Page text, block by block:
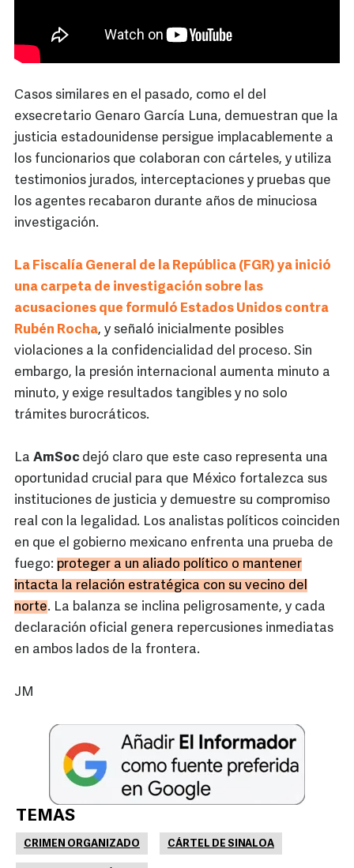
Casos similares en el pasado, como el del
exsecretario Genaro García Luna, demuestran que la
justicia estadounidense persigue implacablemente a
los funcionarios que colaboran con cárteles, y utiliza
testimonios jurados, interceptaciones y pruebas que
los agentes recabaron durante años de minuciosa
investigación.
La Fiscalía General de la República (FGR) ya inició
una carpeta de investigación sobre las
acusaciones que formuló Estados Unidos contra
Rubén Rocha, y señaló inicialmente posibles
violaciones a la confidencialidad del proceso. Sin
embargo, la presión internacional aumenta minuto a
minuto, y exige resultados tangibles y no solo
trámites burocráticos.
La AmSoc dejó claro que este caso representa una
oportunidad crucial para que México fortalezca sus
instituciones de justicia y demuestre su compromiso
real con la legalidad. Los analistas políticos coinciden
en que el gobierno mexicano enfrenta una prueba de
fuego: proteger a un aliado político o mantener
intacta la relación estratégica con su vecino del
norte. La balanza se inclina peligrosamente, y cada
declaración oficial genera repercusiones inmediatas
en ambos lados de la frontera.
JM
TEMAS
CRIMEN ORGANIZADO CÁRTEL DE SINALOA